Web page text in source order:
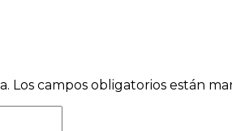
Los campos obligatorios están